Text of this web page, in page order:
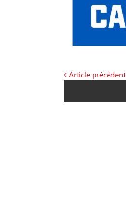
de
Article précédent